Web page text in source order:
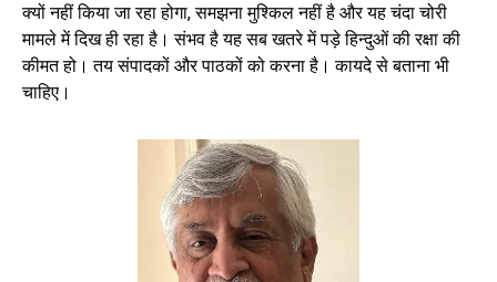
क्यों नहीं किया जा रहा होगा, समझना मुश्किल नहीं है और यह चंदा चोरी
मामले में दिख ही रहा है। संभव है यह सब खतरे में पड़े हिन्दुओं की रक्षा की
कीमत हो। तय संपादकों और पाठकों को करना है। कायदे से बताना भी
चाहिए।